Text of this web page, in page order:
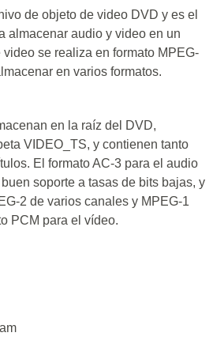
de objeto de video DVD y es el
almacenar audio y video en un
se realiza en formato MPEG-
en varios formatos.
en la raíz del DVD,
VIDEO_TS, y contienen tanto
El formato AC-3 para el audio
soporte a tasas de bits bajas, y
2 de varios canales y MPEG-1
PCM para el vídeo.